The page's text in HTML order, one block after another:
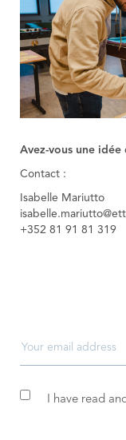
Avez-vous une idée
Contact :
Isabelle Mariutto
+352 81 91 81 319
I have read